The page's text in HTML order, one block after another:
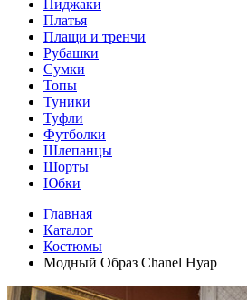
Пиджаки
Платья
Плащи и тренчи
Рубашки
Сумки
Топы
Туники
Туфли
Футболки
Шлепанцы
Шорты
Юбки
Главная
Каталог
Костюмы
Модный Образ Chanel Нуар